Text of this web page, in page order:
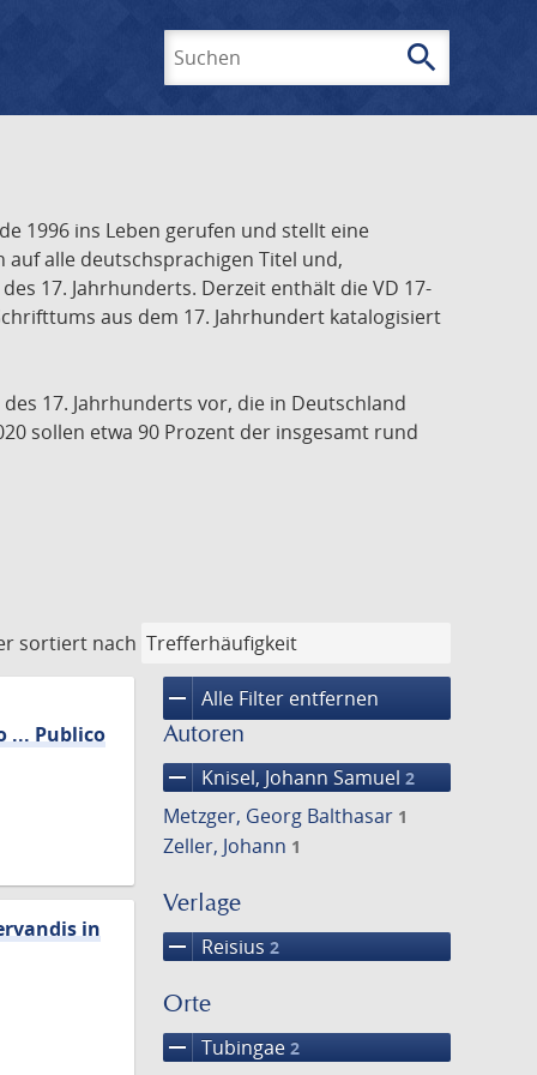
search
1996 ins Leben gerufen und stellt eine
alle deutschsprachigen Titel und,
17. Jahrhunderts. Derzeit enthält die VD 17-
aus dem 17. Jahrhundert katalogisiert
17. Jahrhunderts vor, die in Deutschland
sollen etwa 90 Prozent der insgesamt rund
sortiert nach
remove Alle Filter entfernen
Autoren
remove Knisel, Johann Samuel 2
Metzger, Georg Balthasar 1
Zeller, Johann 1
Verlage
remove Reisius 2
Orte
remove Tubingae 2
... Publico
in